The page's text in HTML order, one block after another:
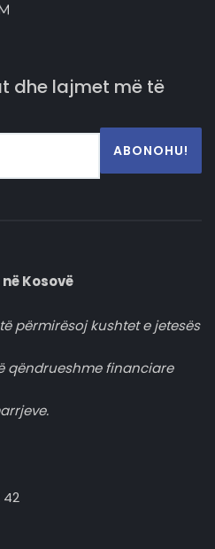
dhe lajmet më të
ABONOHU!
Kosovë
përmirësoj kushtet e jetesës
qëndrueshme financiare
42